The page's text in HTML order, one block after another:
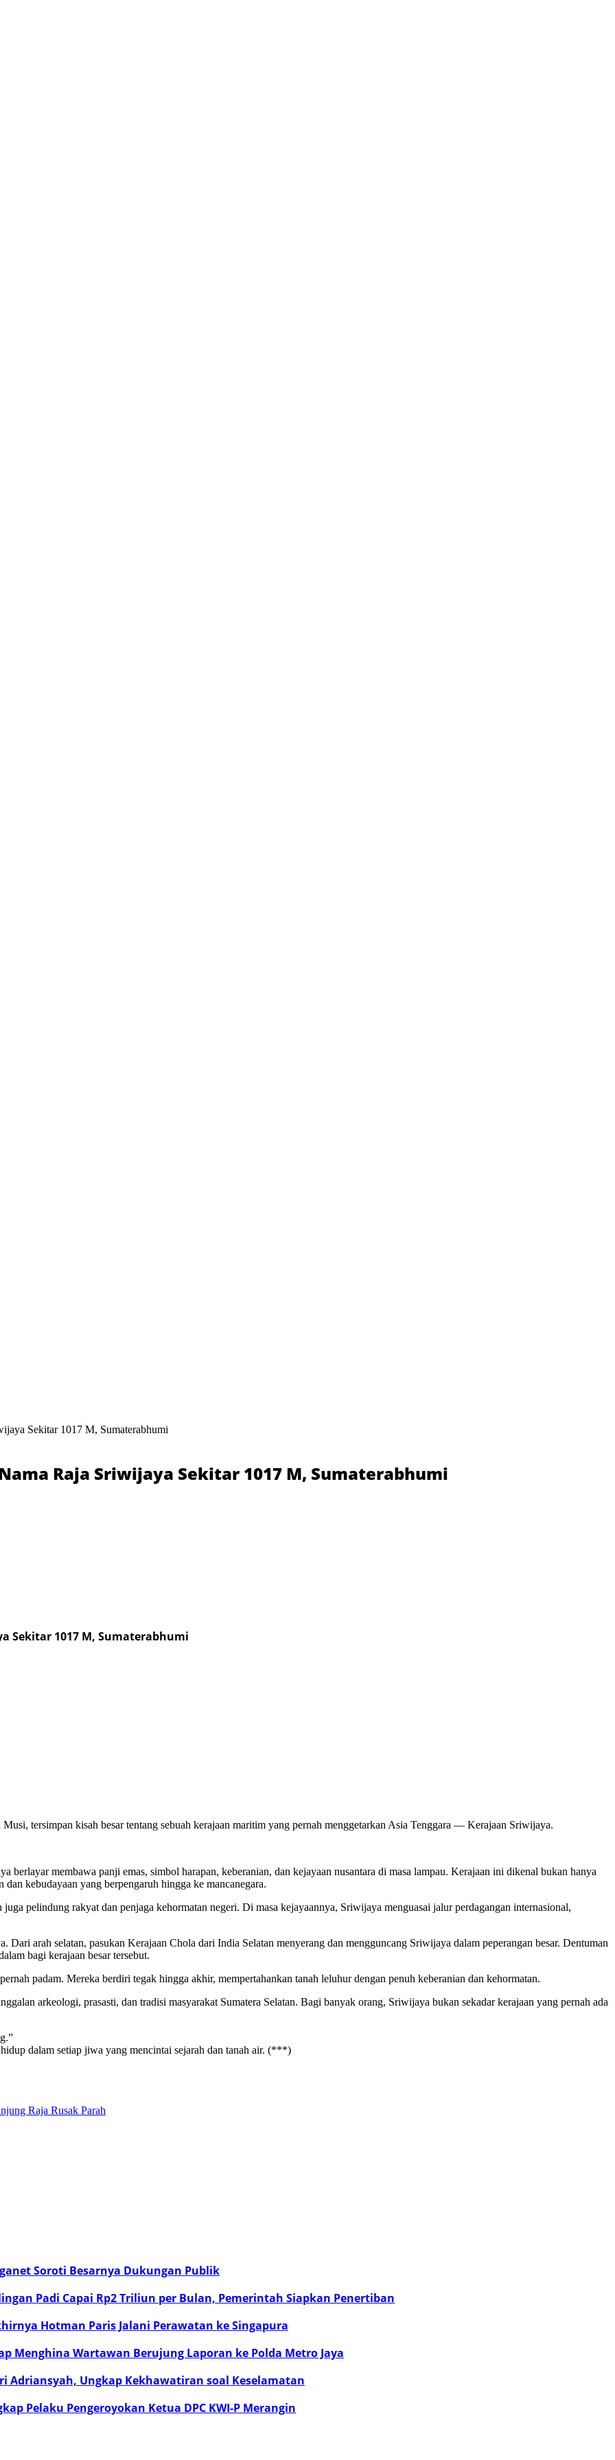
Sekitar 1017 M, Sumaterabhumi
Raja Sriwijaya Sekitar 1017 M, Sumaterabhumi
Sekitar 1017 M, Sumaterabhumi
tersimpan kisah besar tentang sebuah kerajaan maritim yang pernah menggetarkan Asia Tenggara — Kerajaan Sriwijaya.
berlayar membawa panji emas, simbol harapan, keberanian, dan kejayaan nusantara di masa lampau. Kerajaan ini dikenal bukan hanya
kebudayaan yang berpengaruh hingga ke mancanegara.
pelindung rakyat dan penjaga kehormatan negeri. Di masa kejayaannya, Sriwijaya menguasai jalur perdagangan internasional,
Dari arah selatan, pasukan Kerajaan Chola dari India Selatan menyerang dan mengguncang Sriwijaya dalam peperangan besar. Dentuman
bagi kerajaan besar tersebut.
padam. Mereka berdiri tegak hingga akhir, mempertahankan tanah leluhur dengan penuh keberanian dan kehormatan.
arkeologi, prasasti, dan tradisi masyarakat Sumatera Selatan. Bagi banyak orang, Sriwijaya bukan sekadar kerajaan yang pernah ada
dalam setiap jiwa yang mencintai sejarah dan tanah air. (***)
Raja Rusak Parah
Soroti Besarnya Dukungan Publik
Padi Capai Rp2 Triliun per Bulan, Pemerintah Siapkan Penertiban
Hotman Paris Jalani Perawatan ke Singapura
Menghina Wartawan Berujung Laporan ke Polda Metro Jaya
Adriansyah, Ungkap Kekhawatiran soal Keselamatan
Pelaku Pengeroyokan Ketua DPC KWI-P Merangin